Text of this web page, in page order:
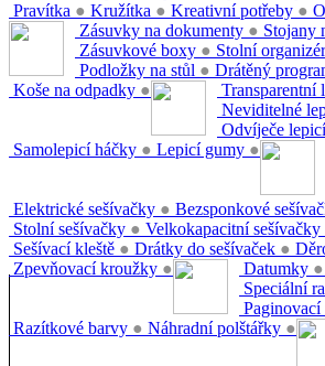
Pravítka ● Kružítka ● Kreativní potřeby ●
Zásuvky na dokumenty ● Stojany
Zásuvkové boxy ● Stolní
Podložky na stůl ● Drátěný
Koše na odpadky ● Transparentní
Neviditelné
Odvíječe
Samolepicí háčky ● Lepicí gumy ●
Elektrické sešívačky ● Bezsponkové
Stolní sešívačky ● Velkokapacitní sešívačky
Sešívací kleště ● Drátky do sešívaček ●
Zpevňovací kroužky ● Datumky ●
Speciální
Paginovací
Razítkové barvy ● Náhradní polštářky ●